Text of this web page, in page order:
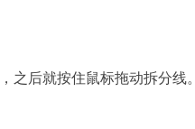
后就按住鼠标拖动拆分线。